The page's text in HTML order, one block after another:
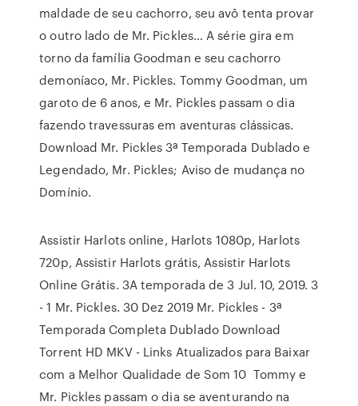
maldade de seu cachorro, seu avô tenta provar
o outro lado de Mr. Pickles… A série gira em
torno da família Goodman e seu cachorro
demoníaco, Mr. Pickles. Tommy Goodman, um
garoto de 6 anos, e Mr. Pickles passam o dia
fazendo travessuras em aventuras clássicas.
Download Mr. Pickles 3ª Temporada Dublado e
Legendado, Mr. Pickles; Aviso de mudança no
Domínio.
Assistir Harlots online, Harlots 1080p, Harlots
720p, Assistir Harlots grátis, Assistir Harlots
Online Grátis. 3A temporada de 3 Jul. 10, 2019. 3
- 1 Mr. Pickles. 30 Dez 2019 Mr. Pickles - 3ª
Temporada Completa Dublado Download
Torrent HD MKV - Links Atualizados para Baixar
com a Melhor Qualidade de Som 10 Tommy e
Mr. Pickles passam o dia se aventurando na